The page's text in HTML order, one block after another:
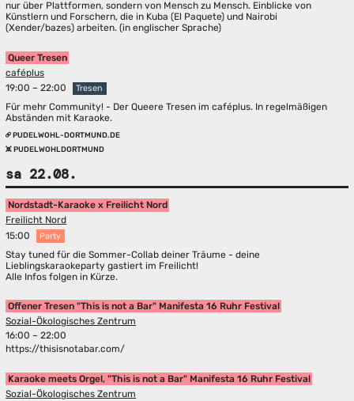
nur über Plattformen, sondern von Mensch zu Mensch. Einblicke von
Künstlern und Forschern, die in Kuba (El Paquete) und Nairobi
(Xender/bazes) arbeiten. (in englischer Sprache)
Queer Tresen
caféplus
19:00 – 22:00
Tresen
Für mehr Community! - Der Queere Tresen im caféplus. In regelmäßigen
Abständen mit Karaoke.
PUDELWOHL-DORTMUND.DE
PUDELWOHLDORTMUND
sa 22.08.
Nordstadt-Karaoke x Freilicht Nord
Freilicht Nord
15:00
Party
Stay tuned für die Sommer-Collab deiner Träume - deine
Lieblingskaraokeparty gastiert im Freilicht!
Alle Infos folgen in Kürze.
Offener Tresen "This is not a Bar" Manifesta 16 Ruhr Festival
Sozial-Ökologisches Zentrum
16:00 – 22:00
https://thisisnotabar.com/
Karaoke meets Orgel, "This is not a Bar" Manifesta 16 Ruhr Festival
Sozial-Ökologisches Zentrum